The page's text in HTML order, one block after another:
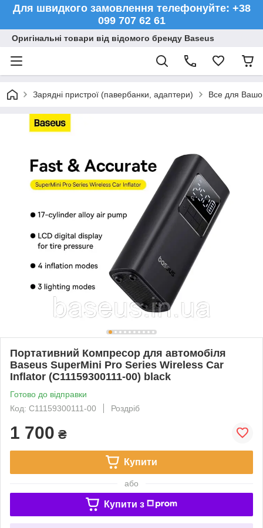
Для швидкого замовлення телефонуйте: +38
099 707 62 61
Оригінальні товари від відомого бренду Baseus
Зарядні пристрої (павербанки, адаптери) Все для
Портативний Компресор для автомобіля
Baseus SuperMini Pro Series Wireless Car
Inflator (C11159300111-00) black
Готово до відправки
Код: C11159300111-00
Роздріб
1 700 ₴
Купити
або
Купити з